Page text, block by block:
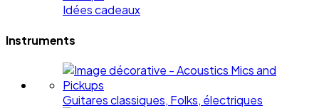
Idées cadeaux
Instruments
Guitares classiques, Folks, électriques